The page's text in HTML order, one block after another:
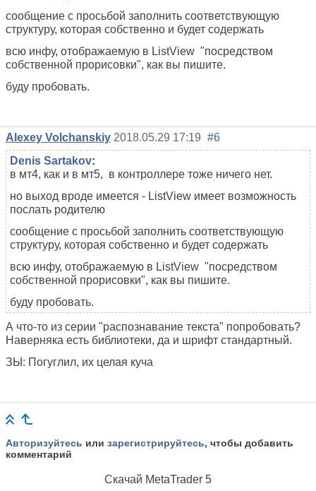
сообщение с просьбой заполнить соответствующую
структуру, которая собственно и будет содержать
всю инфу, отображаемую в ListView "посредством
собственной прорисовки", как вы пишите.
буду пробовать.
Alexey Volchanskiy 2018.05.29 17:19 #6
Denis Sartakov:
в мт4, как и в мт5, в контроллере тоже ничего нет.
но выход вроде имеется - ListView имеет возможность
послать родителю
сообщение с просьбой заполнить соответствующую
структуру, которая собственно и будет содержать
всю инфу, отображаемую в ListView "посредством
собственной прорисовки", как вы пишите.
буду пробовать.
А что-то из серии "распознавание текста" попробовать?
Наверняка есть библиотеки, да и шрифт стандартный.
ЗЫ: Погуглил, их целая куча
Авторизуйтесь или зарегистрируйтесь, чтобы добавить
комментарий
Скачай MetaTrader 5